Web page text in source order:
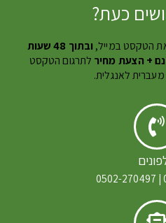
כעת?
הטקסט במייל, ובתוך 48 שעות
+ הצעת מחיר לתרגום הטקסט
לאנגלית.